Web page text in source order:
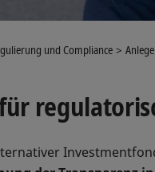
und Compliance